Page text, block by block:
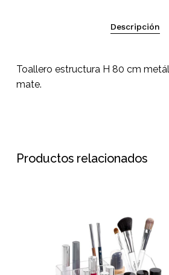
Descripción
Toallero estructura H 80 cm
mate.
Productos relacionados